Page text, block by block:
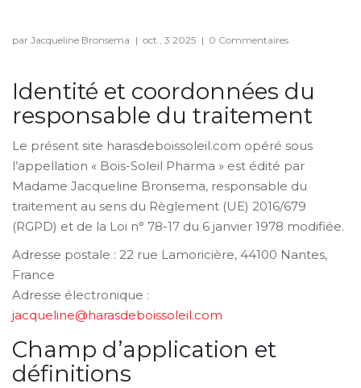
3
par Jacqueline Bronsema | oct., 3 2025 | 0 Commentaires
Identité et coordonnées du
responsable du traitement
Le présent site harasdeboissoleil.com opéré sous
l’appellation « Bois-Soleil Pharma » est édité par
Madame Jacqueline Bronsema, responsable du
traitement au sens du Règlement (UE) 2016/679
(RGPD) et de la Loi n° 78-17 du 6 janvier 1978 modifiée.
Adresse postale : 22 rue Lamoricière, 44100 Nantes,
France
Adresse électronique :
jacqueline@harasdeboissoleil.com
Champ d’application et
définitions